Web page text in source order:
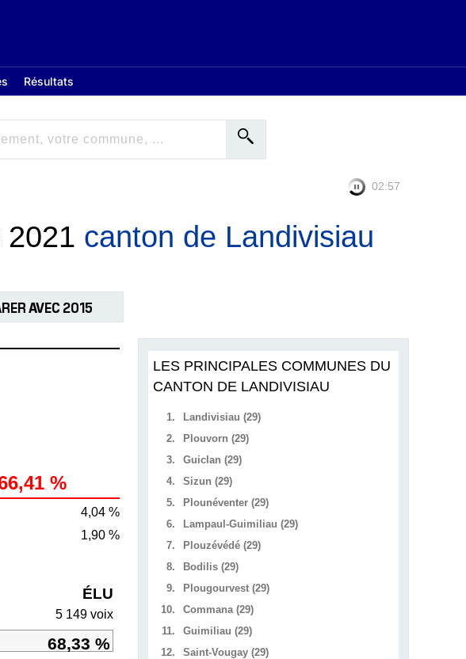
Résultats
02:56
2021 canton de Landivisiau
AVEC 2015
%
4,04 %
1,90 %
ÉLU
5 149 voix
68,33 %
LES PRINCIPALES COMMUNES DU
CANTON DE LANDIVISIAU
1.
Landivisiau (29)
2.
Plouvorn (29)
3.
Guiclan (29)
4.
Sizun (29)
5.
Plounéventer (29)
6.
Lampaul-Guimiliau (29)
7.
Plouzévédé (29)
8.
Bodilis (29)
9.
Plougourvest (29)
10.
Commana (29)
11.
Guimiliau (29)
12.
Saint-Vougay (29)